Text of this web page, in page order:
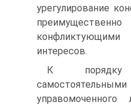
урегулирование
интересов.
К